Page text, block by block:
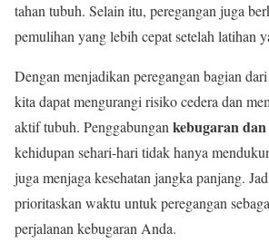
tahan tubuh. Selain itu, peregangan juga
pemulihan yang lebih cepat setelah latihan
Dengan menjadikan peregangan bagian
kita dapat mengurangi risiko cedera dan
aktif tubuh. Penggabungankebugaran
kehidupan sehari-hari tidak hanya
juga menjaga kesehatan jangka panjang.
prioritaskan waktu untuk peregangan
perjalanan kebugaran Anda.